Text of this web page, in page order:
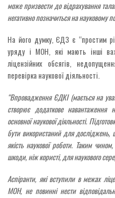
може призвести до відрахування
негативно позначиться на науковому
На його думку, ЄДЗ є “простим
уряду і МОН, які мають інші
ліцензійних обсягів,
перевірка наукової діяльності.
“Впровадження ЄДКІ (мається на
створює додаткове навантаження
основної наукової діяльності.
бути використаний для досліджень,
якість наукової роботи. Таким
шкоди, ніж користі, для наукового
Аспіранти, які вступили в межах
МОН, не повинні нести